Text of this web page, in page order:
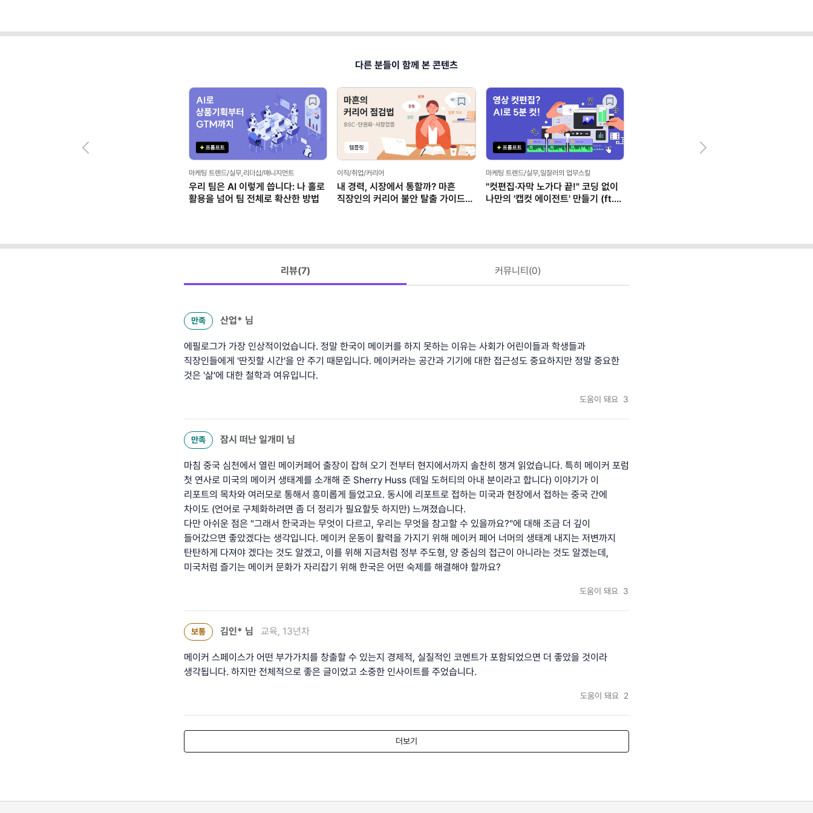
다른 분들이 함께 본 콘텐츠
마케팅 트렌드/실무,리더십/매니지먼트
우리 팀은 AI 이렇게 씁니다: 나 홀로
활용을 넘어 팀 전체로 확산한 방법
이직/취업/커리어
내 경력, 시장에서 통할까? 마흔
직장인의 커리어 불안 탈출 가이드
마케팅 트렌드/실무,일잘러의 업무스킬
"컷편집·자막 노가다 끝!" 코딩 없이
나만의 '캡컷 에이전트' 만들기 (ft.
리뷰(7) 커뮤니티(0)
만족 산업* 님
에필로그가 가장 인상적이었습니다. 정말 한국이 메이커를 하지 못하는 이유는 사회가 어린이들과 학생들과
직장인들에게 '딴짓할 시간'을 안 주기 때문입니다. 메이커라는 공간과 기기에 대한 접근성도 중요하지만 정말 중요한
것은 '삶'에 대한 철학과 여유입니다.
도움이 돼요 3
만족 잠시 떠난 일개미 님
마침 중국 심천에서 열린 메이커페어 출장이 잡혀 오기 전부터 현지에서까지 솔찬히 챙겨 읽었습니다. 특히 메이커 포럼
첫 연사로 미국의 메이커 생태계를 소개해 준 Sherry Huss (데일 도허티의 아내 분이라고 합니다) 이야기가 이
리포트의 목차와 여러모로 통해서 흥미롭게 들었고요. 동시에 리포트로 접하는 미국과 현장에서 접하는 중국 간에
차이도 (언어로 구체화하려면 좀 더 정리가 필요할듯 하지만) 느껴졌습니다.
다만 아쉬운 점은 "그래서 한국과는 무엇이 다르고, 우리는 무엇을 참고할 수 있을까요?"에 대해 조금 더 깊이
들어갔으면 좋았겠다는 생각입니다. 메이커 운동이 활력을 가지기 위해 메이커 페어 너머의 생태계 내지는 저변까지
탄탄하게 다져야 겠다는 것도 알겠고, 이를 위해 지금처럼 정부 주도형, 양 중심의 접근이 아니라는 것도 알겠는데,
미국처럼 즐기는 메이커 문화가 자리잡기 위해 한국은 어떤 숙제를 해결해야 할까요?
도움이 돼요 3
보통 김인* 님 교육, 13년차
메이커 스페이스가 어떤 부가가치를 창출할 수 있는지 경제적, 실질적인 코멘트가 포함되었으면 더 좋았을 것이라
생각됩니다. 하지만 전체적으로 좋은 글이었고 소중한 인사이트를 주었습니다.
도움이 돼요 2
더보기